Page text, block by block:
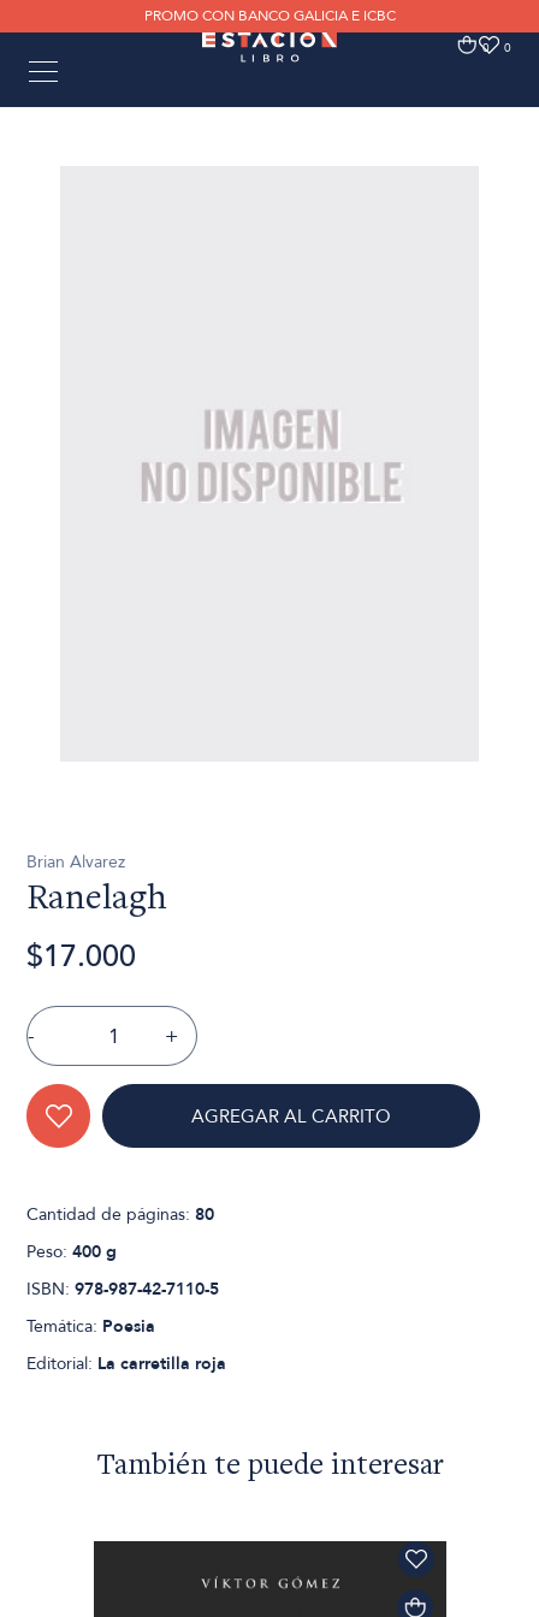
PROMO CON BANCO GALICIA E ICBC
0 0
Brian Alvarez
Ranelagh
$17.000
- +
AGREGAR AL CARRITO
Cantidad de páginas:80
Peso:400 g
ISBN:978-987-42-7110-5
Temática: Poesia
Editorial: La carretilla roja
También te puede interesar